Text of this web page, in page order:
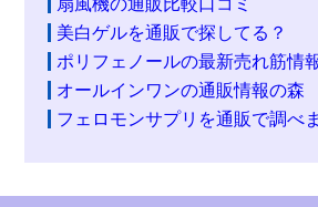
美白ゲルを通販で探してる？
ポリフェノールの最新売れ筋情
オールインワンの通販情報の森
フェロモンサプリを通販で調べ